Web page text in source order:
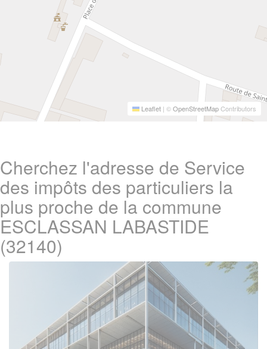
Leaflet | ©OpenStreetMapContributors
Cherchez l'adresse de Service
des impôts des particuliers la
plus proche de la commune
ESCLASSAN LABASTIDE
(32140)